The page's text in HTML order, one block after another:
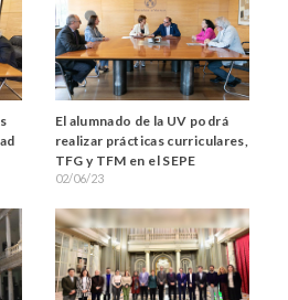
El alumnado de la UV podrá
realizar prácticas curriculares,
TFG y TFM en el SEPE
02/06/23